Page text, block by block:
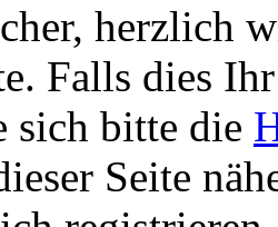
herzlich
Falls dies
sich bitte die
Seite